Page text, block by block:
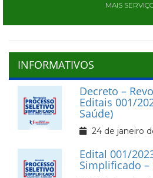
MAIS
INFORMATIVOS
Decreto –
Editais 001/
Saúde)
24 de janeiro
Edital 001/
Simplificado –